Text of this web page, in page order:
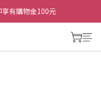
有購物金100元